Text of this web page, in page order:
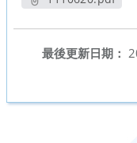
最後更新日期：